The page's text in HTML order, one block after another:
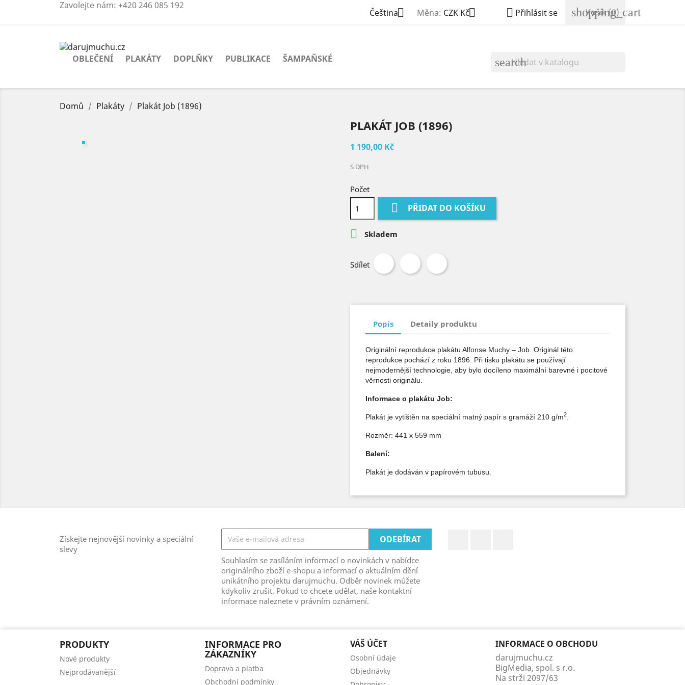
Zavolejte nám: +420 246 085 192
Čeština Měna: CZK Kč  Přihlásit se shopping_cart
Košík(0)
OBLEČENÍ PLAKÁTY DOPLŇKY PUBLIKACE ŠAMPAŇSKÉ search
Domů Plakáty Plakát Job (1896)
PLAKÁT JOB (1896)
1 190,00 Kč
S DPH
Počet
 PŘIDAT DO KOŠÍKU
 Skladem
Sdílet
Popis Detaily produktu
Originální reprodukce plakátu Alfonse Muchy – Job. Originál této
reprodukce pochází z roku 1896. Při tisku plakátu se používají
nejmodernější technologie, aby bylo docíleno maximální barevné i pocitové
věrnosti originálu.
Informace o plakátu Job:
Plakát je vytištěn na speciální matný papír s gramáží 210 g/m2
Rozměr: 441 x 559 mm
Balení:
Plakát je dodáván v papírovém tubusu.
Získejte nejnovější novinky a speciální
slevy
Souhlasím se zasíláním informací o novinkách v nabídce
originálního zboží e-shopu a informací o aktuálním dění
unikátního projektu darujmuchu. Odběr novinek můžete
kdykoliv zrušit. Pokud to chcete udělat, naše kontaktní
informace naleznete v právním oznámení.
PRODUKTY
Nové produkty
Nejprodávanější
INFORMACE PRO
ZÁKAZNÍKY
Doprava a platba
Obchodní podmínky
VÁŠ ÚČET
Osobní údaje
Objednávky
INFORMACE O OBCHODU
darujmuchu.cz
BigMedia, spol. s r.o.
Na strži 2097/63